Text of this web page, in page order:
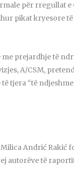
për rregullat e
pikat kryesore
prejardhje të
A/CSM,
tjera “të
Andrić Rakić
autorëve të